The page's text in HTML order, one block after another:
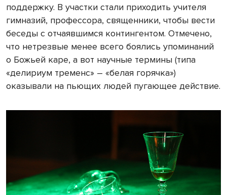
поддержку. В участки стали приходить учителя
гимназий, профессора, священники, чтобы вести
беседы с отчаявшимся контингентом. Отмечено,
что нетрезвые менее всего боялись упоминаний
о Божьей каре, а вот научные термины (типа
«делириум тременс» – «белая горячка»)
оказывали на пьющих людей пугающее действие.